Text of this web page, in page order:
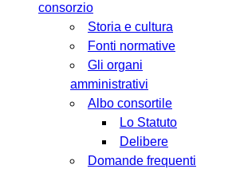
consorzio
Storia e cultura
Fonti normative
Gli organi
amministrativi
Albo consortile
Lo Statuto
Delibere
Domande frequenti